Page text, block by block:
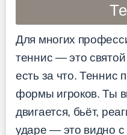
Для многих
теннис — это
есть за что. Теннис
формы игроков. Ты
двигается, бьёт,
ударе — это видно